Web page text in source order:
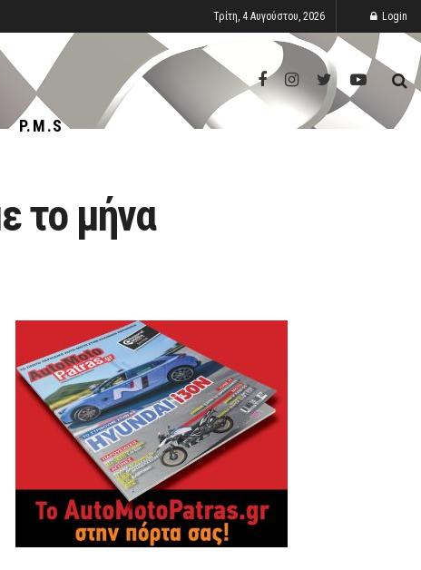
Τρίτη, 4 Αυγούστου, 2026 Login
P.M.S
το μήνα